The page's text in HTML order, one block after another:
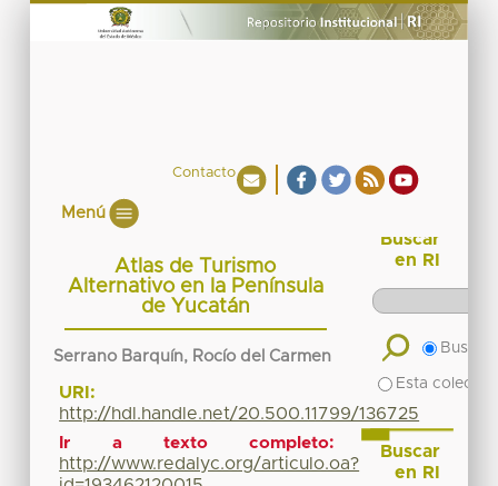
Contacto
Menú
Atlas de Turismo
Alternativo en la Península
de Yucatán
Serrano Barquín, Rocío del Carmen
URI:
http://hdl.handle.net/20.500.11799/136725
Ir a texto completo:
http://www.redalyc.org/articulo.oa?
Buscar
en RI
Buscar
Esta
Buscar
en RI